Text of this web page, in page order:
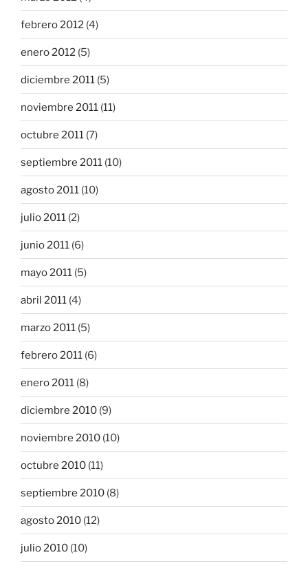
febrero 2012 (4)
enero 2012 (5)
diciembre 2011 (5)
noviembre 2011 (11)
octubre 2011 (7)
septiembre 2011 (10)
agosto 2011 (10)
julio 2011 (2)
junio 2011 (6)
mayo 2011 (5)
abril 2011 (4)
marzo 2011 (5)
febrero 2011 (6)
enero 2011 (8)
diciembre 2010 (9)
noviembre 2010 (10)
octubre 2010 (11)
septiembre 2010 (8)
agosto 2010 (12)
julio 2010 (10)